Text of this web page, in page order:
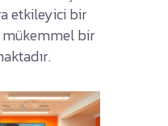
etkileyici bir
mükemmel bir